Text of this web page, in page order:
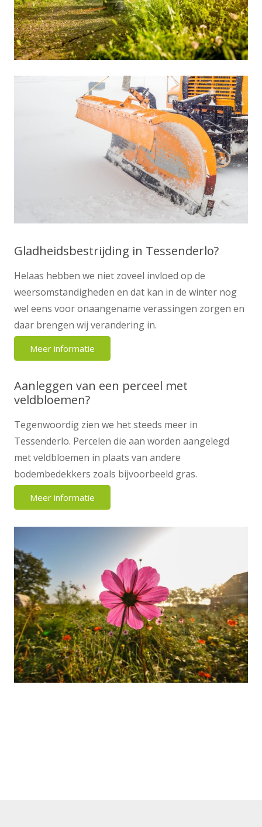
Gladheidsbestrijding in Tessenderlo?
Helaas hebben we niet zoveel invloed op de
weersomstandigheden en dat kan in de winter nog
wel eens voor onaangename verassingen zorgen en
daar brengen wij verandering in.
Meer informatie
Aanleggen van een perceel met
veldbloemen?
Tegenwoordig zien we het steeds meer in
Tessenderlo. Percelen die aan worden aangelegd
met veldbloemen in plaats van andere
bodembedekkers zoals bijvoorbeeld gras.
Meer informatie